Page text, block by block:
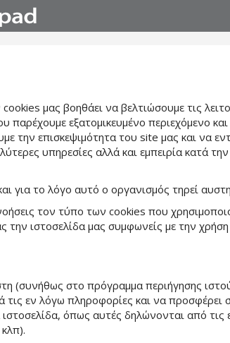
μας βοηθάει να βελτιώσουμε τις
εξατομικευμένο περιεχόμενο
την επισκεψιμότητα του site μας και να
υπηρεσίες αλλά και εμπειρία κατά
για το λόγο αυτό ο οργανισμός τηρεί
τον τύπο των cookies που
την ιστοσελίδα μας συμφωνείς με την
(συνήθως στο πρόγραμμα περιήγησης
εν λόγω πληροφορίες και να προσφέρει
όπως αυτές δηλώνονται από τις